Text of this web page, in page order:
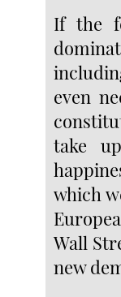
If the
even
take
which
Wall
new